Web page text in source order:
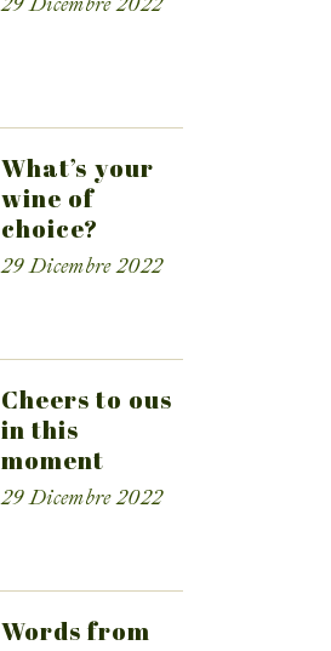
What’s your
wine of
choice?
29 Dicembre 2022
Cheers to ous
in this
moment
29 Dicembre 2022
Words from